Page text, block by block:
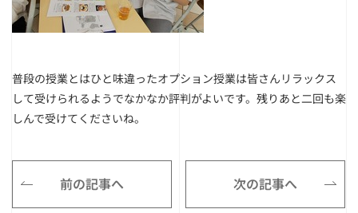
普段の授業とはひと味違ったオプション授業は皆さんリラックス
して受けられるようでなかなか評判がよいです。残りあと二回も楽
しんで受けてくださいね。
前の記事へ 次の記事へ